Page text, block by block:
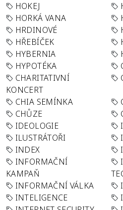
HOKEJ
HORKÁ VANA
HRDINOVÉ
HŘEBÍČEK
HYBERNIA
HYPOTÉKA
CHARITATIVNÍ
KONCERT
CHIA SEMÍNKA
CHŮZE
IDEOLOGIE
ILUSTRÁTOŘI
INDEX
INFORMAČNÍ
KAMPAŇ
INFORMAČNÍ VÁLKA
INTELIGENCE